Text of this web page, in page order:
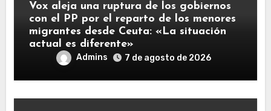
Vox aleja una ruptura de los gobiernos
con el PP por el reparto de los menores
migrantes desde Ceuta: «La situación
actual es diferente»
Admins 7 de agosto de 2026